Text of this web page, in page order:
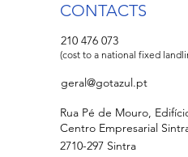
CONTACTS
210 476 073
(cost to a national fixed
geral@gotazul.pt
Rua Pé de Mouro,
Centro Empresarial
2710-297 Sintra